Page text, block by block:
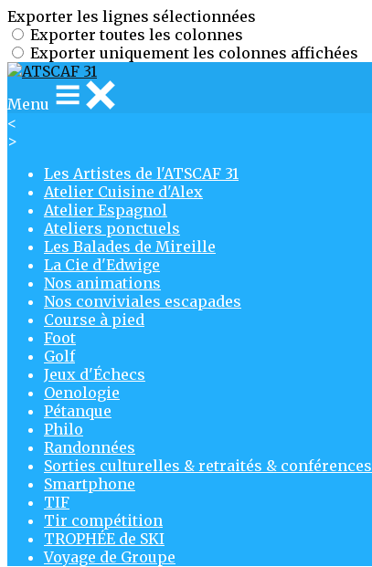
Exporter les lignes sélectionnées
Exporter toutes les colonnes
Exporter uniquement les colonnes affichées
Menu
<
>
Les Artistes de l'ATSCAF 31
Atelier Cuisine d'Alex
Atelier Espagnol
Ateliers ponctuels
Les Balades de Mireille
La Cie d'Edwige
Nos animations
Nos conviviales escapades
Course à pied
Foot
Golf
Jeux d'Échecs
Oenologie
Pétanque
Philo
Randonnées
Sorties culturelles & retraités & conférences
Smartphone
TIF
Tir compétition
TROPHÉE de SKI
Voyage de Groupe